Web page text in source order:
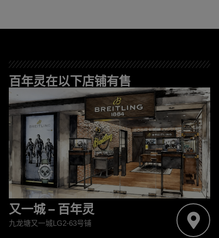
百年灵在以下店铺有售
又一城 – 百年灵
九龙塘又一城LG2-63号铺